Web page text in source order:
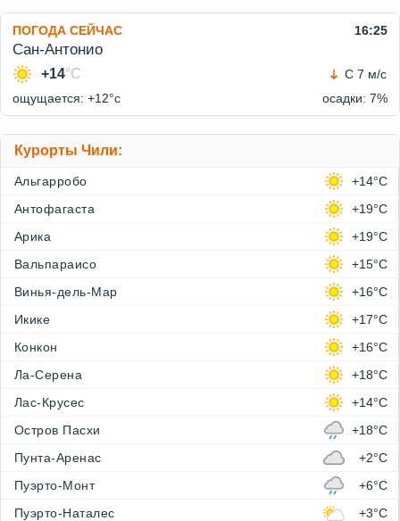
ПОГОДА СЕЙЧАС 16:25
Сан-Антонио
+14°C
С 7 м/с
ощущается: +12°c
осадки: 7%
Курорты Чили:
Альгарробо
+14°C
Антофагаста
+19°C
Арика
+19°C
Вальпараисо
+15°C
Винья-дель-Мар
+16°C
Икике
+17°C
Конкон
+16°C
Ла-Серена
+18°C
Лас-Крусес
+14°C
Остров Пасхи
+18°C
Пунта-Аренас
+2°C
Пуэрто-Монт
+6°C
Пуэрто-Наталес
+3°C